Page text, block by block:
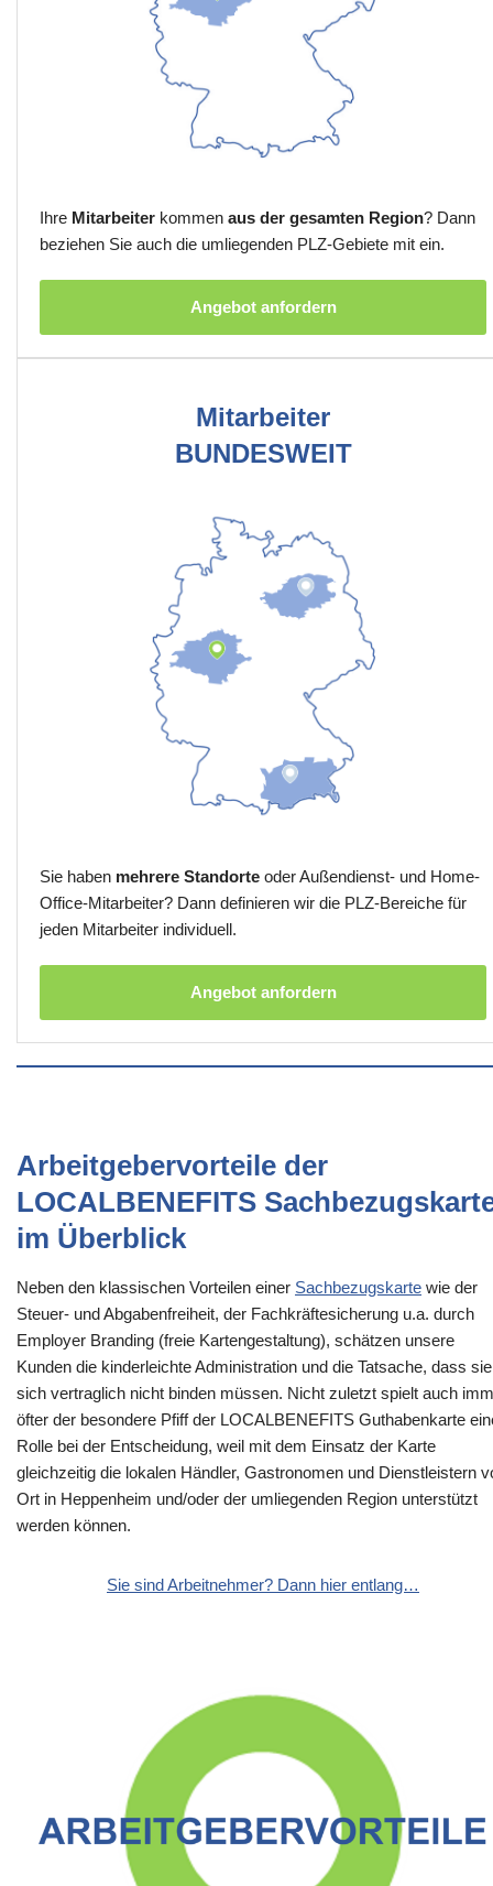
Ihre Mitarbeiter kommen aus der gesamten Region? Dann
beziehen Sie auch die umliegenden PLZ-Gebiete mit ein.
Angebot anfordern
Mitarbeiter
BUNDESWEIT
Sie haben mehrere Standorte oder Außendienst- und Home-
Office-Mitarbeiter? Dann definieren wir die PLZ-Bereiche für
jeden Mitarbeiter individuell.
Angebot anfordern
Arbeitgebervorteile der
LOCALBENEFITS
im Überblick
Neben den klassischen Vorteilen einer Sachbezugskarte wie der
Steuer- und Abgabenfreiheit, der Fachkräftesicherung u.a. durch
Employer Branding (freie Kartengestaltung), schätzen unsere
Kunden die kinderleichte Administration und die Tatsache, dass sie
sich vertraglich nicht binden müssen. Nicht zuletzt spielt auch
öfter der besondere Pfiff der LOCALBENEFITS Guthabenkarte
Rolle bei der Entscheidung, weil mit dem Einsatz der Karte
gleichzeitig die lokalen Händler, Gastronomen und Dienstleistern
Ort in Heppenheim und/oder der umliegenden Region unterstützt
werden können.
Sie sind Arbeitnehmer? Dann hier entlang…